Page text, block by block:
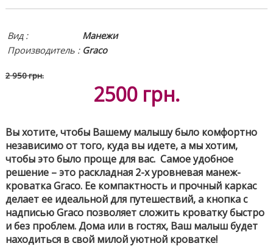
Вид :
Манежи
Производитель : Graco
2 950 грн.
2500 грн.
Вы хотите, чтобы Вашему малышу было комфортно
независимо от того, куда вы идете, а мы хотим,
чтобы это было проще для вас. Самое удобное
решение – это раскладная 2-х уровневая манеж-
кроватка Graco. Ее компактность и прочный каркас
делает ее идеальной для путешествий, а кнопка с
надписью Graco позволяет сложить кроватку быстро
и без проблем. Дома или в гостях, Ваш малыш будет
находиться в свой милой уютной кроватке!